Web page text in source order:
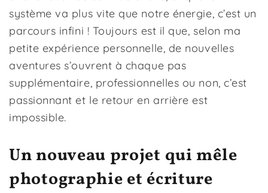
système va plus vite que notre énergie, c’est un
parcours infini ! Toujours est il que, selon ma
petite expérience personnelle, de nouvelles
aventures s’ouvrent à chaque pas
supplémentaire, professionnelles ou non, c’est
passionnant et le retour en arrière est
impossible.
Un nouveau projet qui mêle
photographie et écriture